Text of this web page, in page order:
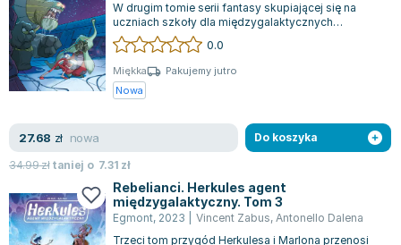
W drugim tomie serii fantasy skupiającej się na
uczniach szkoły dla międzygalaktycznych
agentów, Herkules i Marlon stają przed now...
0.0
Miękka
Pakujemy jutro
Nowa
27.68 zł nowa
34.99złtaniej o 7.31 zł
Do koszyka
Rebelianci. Herkules agent
międzygalaktyczny. Tom 3
Egmont, 2023 Vincent Zabus, Antonello Dalena
Trzeci tom przygód Herkulesa i Marlona przenosi